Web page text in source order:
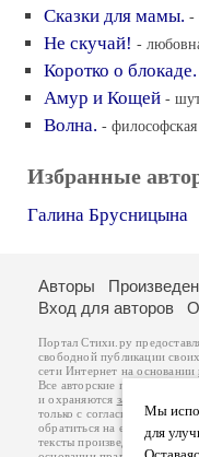
Сказки для мамы. -
Не скучай! -
Коротко о блокаде.
Амур и Кощей -
Волна. -
Избранные
Галина Брусницына
Мы
для
Авторы
Вход для авторов
Портал Стихи.ру
свободной публикации
сети Интернет на основании
Все авторские права на
и охраняются законом
.
только с согласия его
обратиться на его авторской
тексты произведений авторы